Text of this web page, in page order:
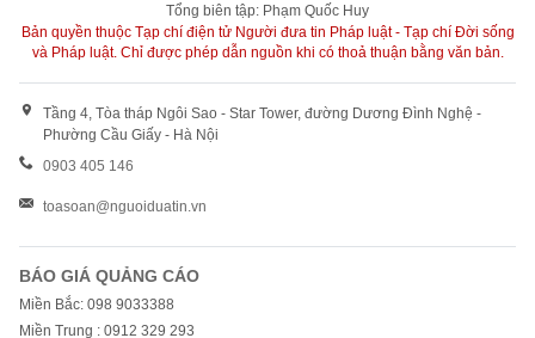
Tổng biên tập: Phạm Quốc Huy
Bản quyền thuộc Tạp chí điện tử Người đưa tin Pháp luật - Tạp chí Đời sống
và Pháp luật. Chỉ được phép dẫn nguồn khi có thoả thuận bằng văn bản.
Tầng 4, Tòa tháp Ngôi Sao - Star Tower, đường Dương Đình Nghệ -
Phường Cầu Giấy - Hà Nội
0903 405 146
toasoan@nguoiduatin.vn
BÁO GIÁ QUẢNG CÁO
Miền Bắc: 098 9033388
Miền Trung : 0912 329 293